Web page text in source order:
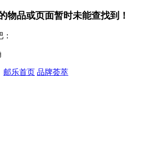
物品或页面暂时未能查找到！
邮乐首页 品牌荟萃